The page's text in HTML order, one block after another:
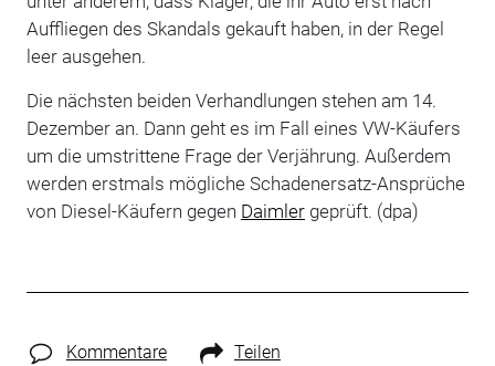
Auffliegen des Skandals gekauft haben, in der Regel
leer ausgehen.
Die nächsten beiden Verhandlungen stehen am 14.
Dezember an. Dann geht es im Fall eines VW-Käufers
um die umstrittene Frage der Verjährung. Außerdem
werden erstmals mögliche Schadenersatz-Ansprüche
von Diesel-Käufern gegen Daimlergeprüft. (dpa)
Kommentare Teilen